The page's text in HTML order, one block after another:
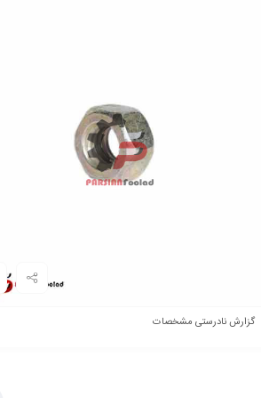
گزارش نادرستی مشخصات